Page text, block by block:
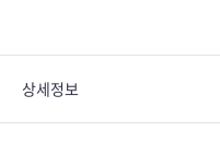
상세정보